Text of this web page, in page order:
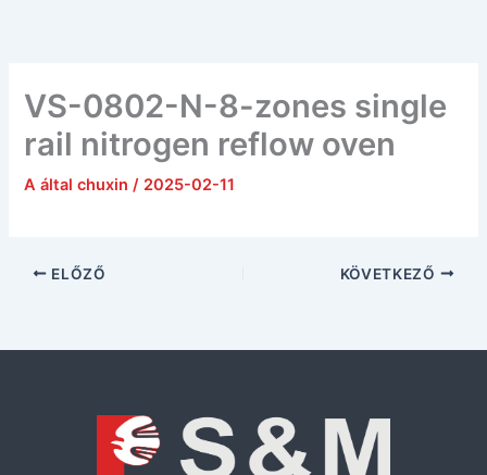
VS-0802-N-8-zones single
rail nitrogen reflow oven
A általchuxin/ 2025-02-11
ELŐZŐ KÖVETKEZŐ